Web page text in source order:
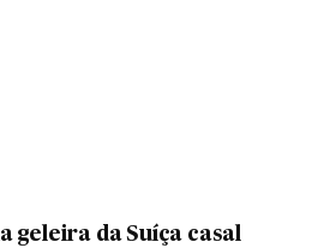
geleira da Suíça casal